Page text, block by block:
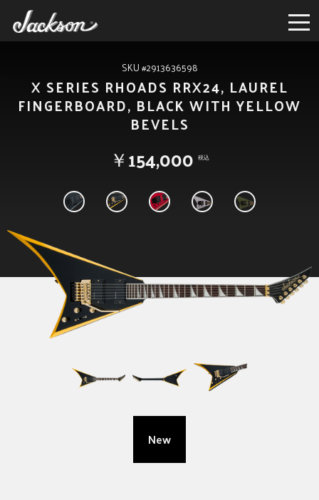
SKU #2913636598
X SERIES RHOADS RRX24, LAUREL
FINGERBOARD, BLACK WITH YELLOW
BEVELS
￥154,000 税込
New